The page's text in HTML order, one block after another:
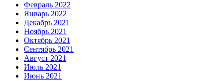
Февраль 2022
Январь 2022
Декабрь 2021
Ноябрь 2021
Октябрь 2021
Сентябрь 2021
Август 2021
Июль 2021
Июнь 2021